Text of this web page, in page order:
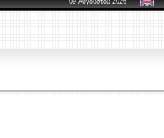
09 Αυγούστου 2026